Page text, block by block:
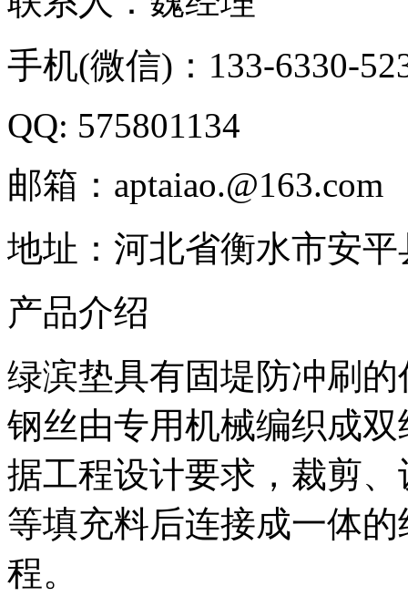
手机(微信)：133-6330-
QQ: 575801134
邮箱：aptaiao.@163.com
地址：河北省衡水市安
产品介绍
绿滨垫具有固堤防冲刷
钢丝由专用机械编织成
据工程设计要求，裁剪
等填充料后连接成一体
程。